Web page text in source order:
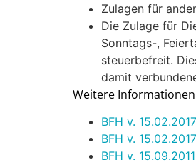
Zulagen für
Die Zulage für
Sonntags-,
steuerbefreit.
damit
Weitere Informationen
BFH v.
BFH v.
BFH v.